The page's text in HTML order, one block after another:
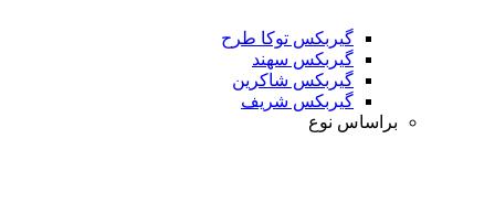
گیربکس توکا طرح
گیربکس سهند
گیربکس شاکرین
گیربکس شریف
براساس نوع